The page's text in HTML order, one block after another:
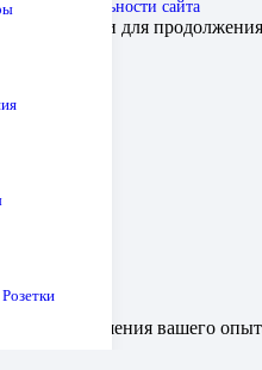
сайта
с условиями для продолжения
для улучшения вашего